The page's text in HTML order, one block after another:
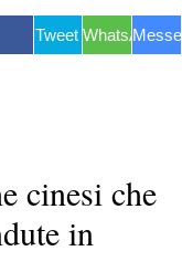
Tweet WhatsApp
cinesi che
in